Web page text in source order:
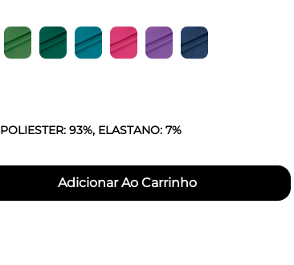
POLIESTER: 93%, ELASTANO: 7%